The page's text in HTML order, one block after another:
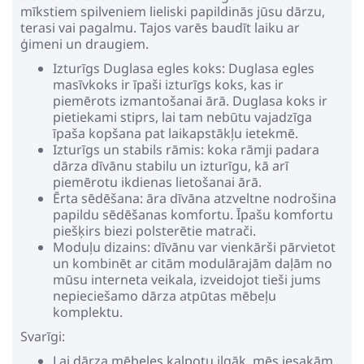
mīkstiem spilveniem lieliski papildinās jūsu dārzu,
terasi vai pagalmu. Tajos varēs baudīt laiku ar
ģimeni un draugiem.
Izturīgs Duglasa egles koks: Duglasa egles
masīvkoks ir īpaši izturīgs koks, kas ir
piemērots izmantošanai ārā. Duglasa koks ir
pietiekami stiprs, lai tam nebūtu vajadzīga
īpaša kopšana pat laikapstākļu ietekmē.
Izturīgs un stabils rāmis: koka rāmji padara
dārza dīvānu stabilu un izturīgu, kā arī
piemērotu ikdienas lietošanai ārā.
Ērta sēdēšana: āra dīvāna atzveltne nodrošina
papildu sēdēšanas komfortu. Īpašu komfortu
piešķirs biezi polsterētie matrači.
Moduļu dizains: dīvānu var vienkārši pārvietot
un kombinēt ar citām modulārajām daļām no
mūsu interneta veikala, izveidojot tieši jums
nepieciešamo dārza atpūtas mēbeļu
komplektu.
Svarīgi: